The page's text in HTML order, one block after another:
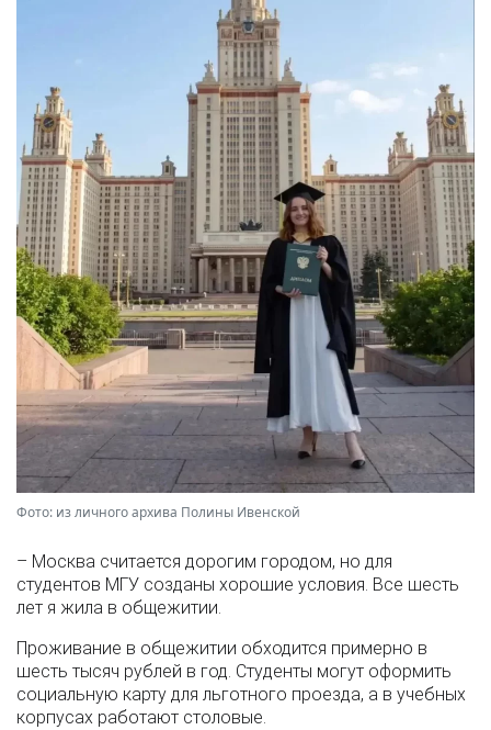
Фото: из личного архива Полины Ивенской
– Москва считается дорогим городом, но для
студентов МГУ созданы хорошие условия. Все шесть
лет я жила в общежитии.
Проживание в общежитии обходится примерно в
шесть тысяч рублей в год. Студенты могут оформить
социальную карту для льготного проезда, а в учебных
корпусах работают столовые.